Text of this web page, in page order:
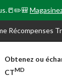
Récompenses
Obtenez ou
CTMD